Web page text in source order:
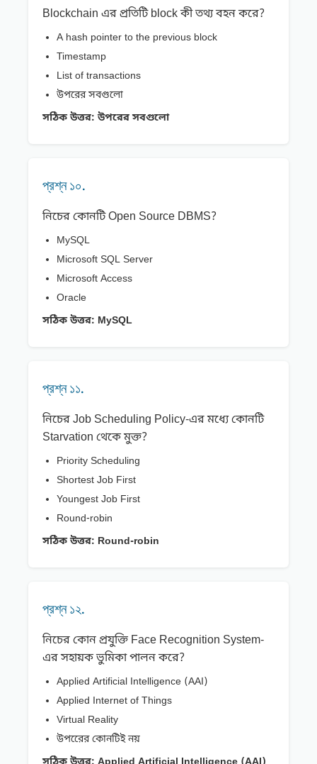
Blockchain এর প্রতিটি block কী তথ্য বহন করে?
A hash pointer to the previous block
Timestamp
List of transactions
উপরের সবগুলো
সঠিক উত্তর: উপরের সবগুলো
প্রশ্ন ১০.
নিচের কোনটি Open Source DBMS?
MySQL
Microsoft SQL Server
Microsoft Access
Oracle
সঠিক উত্তর: MySQL
প্রশ্ন ১১.
নিচের Job Scheduling Policy-এর মধ্যে কোনটি
Starvation থেকে মুক্ত?
Priority Scheduling
Shortest Job First
Youngest Job First
Round-robin
সঠিক উত্তর: Round-robin
প্রশ্ন ১২.
নিচের কোন প্রযুক্তি Face Recognition System-
এর সহায়ক ভুমিকা পালন করে?
Applied Artificial Intelligence (AAI)
Applied Internet of Things
Virtual Reality
উপরেের কোনটিই নয়